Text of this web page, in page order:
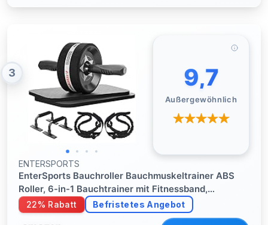
3 9,7
Außergewöhnlich
ENTERSPORTS
EnterSports Bauchroller Bauchmuskeltrainer ABS
Roller, 6-in-1 Bauchtrainer mit Fitnessband,
Liegestütze, Kniematte für Zuhause,Fitness Geräte,
Bauchmuskel Roller, Gut für Heimtraining
22% Rabatt Befristetes Angebot